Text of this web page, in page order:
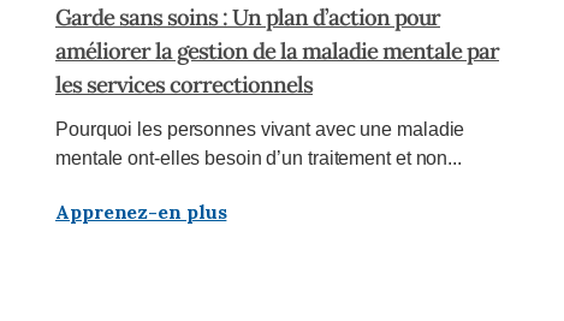
Garde sans soins : Un plan d’action pour
améliorer la gestion de la maladie mentale par
les services correctionnels
Pourquoi les personnes vivant avec une maladie
mentale ont-elles besoin d’un traitement et non...
Apprenez-en plus